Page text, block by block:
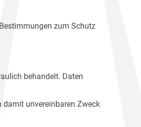
zum Schutz
behandelt. Daten
damit unvereinbaren Zweck